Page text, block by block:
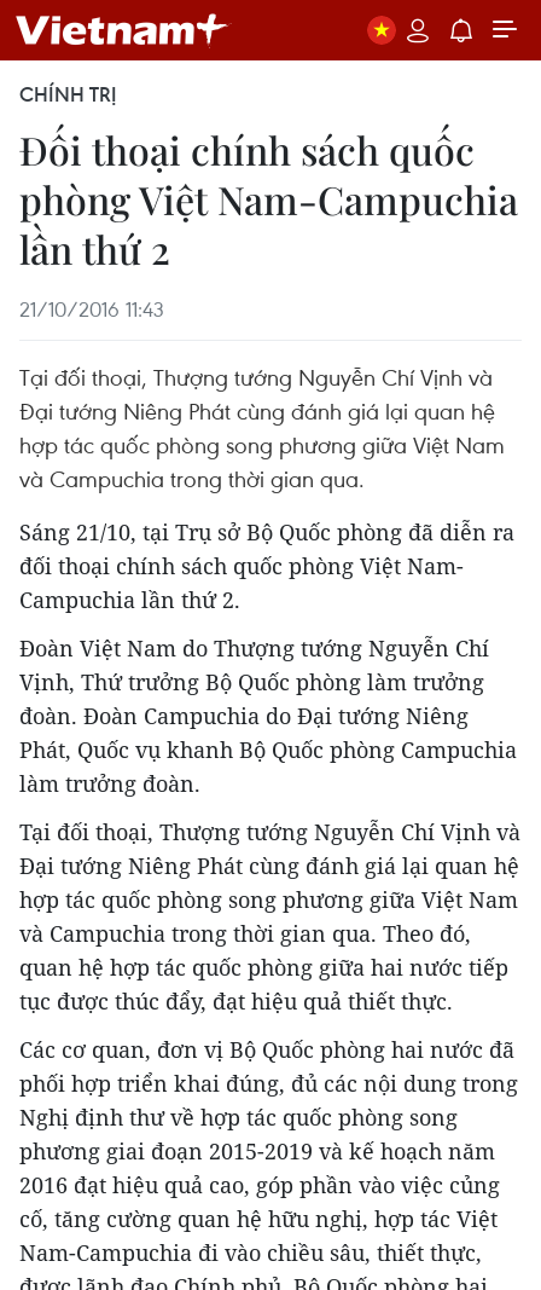
CHÍNH TRỊ
Đối thoại chính sách quốc
phòng Việt Nam-Campuchia
lần thứ 2
21/10/2016 11:43
Tại đối thoại, Thượng tướng Nguyễn Chí Vịnh và
Đại tướng Niêng Phát cùng đánh giá lại quan hệ
hợp tác quốc phòng song phương giữa Việt Nam
và Campuchia trong thời gian qua.
Sáng 21/10, tại Trụ sở Bộ Quốc phòng đã diễn ra
đối thoại chính sách quốc phòng Việt Nam-
Campuchia lần thứ 2.
Đoàn Việt Nam do Thượng tướng Nguyễn Chí
Vịnh, Thứ trưởng Bộ Quốc phòng làm trưởng
đoàn. Đoàn Campuchia do Đại tướng Niêng
Phát, Quốc vụ khanh Bộ Quốc phòng Campuchia
làm trưởng đoàn.
Tại đối thoại, Thượng tướng Nguyễn Chí Vịnh và
Đại tướng Niêng Phát cùng đánh giá lại quan hệ
hợp tác quốc phòng song phương giữa Việt Nam
và Campuchia trong thời gian qua. Theo đó,
quan hệ hợp tác quốc phòng giữa hai nước tiếp
tục được thúc đẩy, đạt hiệu quả thiết thực.
Các cơ quan, đơn vị Bộ Quốc phòng hai nước đã
phối hợp triển khai đúng, đủ các nội dung trong
Nghị định thư về hợp tác quốc phòng song
phương giai đoạn 2015-2019 và kế hoạch năm
2016 đạt hiệu quả cao, góp phần vào việc củng
cố, tăng cường quan hệ hữu nghị, hợp tác Việt
Nam-Campuchia đi vào chiều sâu, thiết thực,